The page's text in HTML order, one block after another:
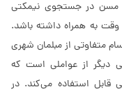
مسن در جستجوی نیمکتی
وقت به همراه داشته باشد.
متفاوتی از مبلمان شهری
دیگر از عواملی است که
قابل استفاده می‌کند. در